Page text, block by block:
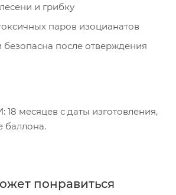
и грибку
паров изоцианатов
безопасна после отверждения
месяцев с даты изготовления,
баллона.
понравиться